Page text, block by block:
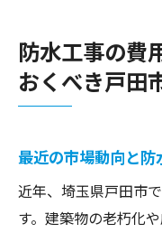
防水工事の費
おくべき戸田
最近の市場動向と
近年、埼玉県戸田市
す。建築物の老朽化